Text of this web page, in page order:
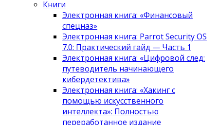
Книги
Электронная книга: «Финансовый
спецназ»
Электронная книга: Parrot Security OS
7.0: Практический гайд — Часть 1
Электронная книга: «Цифровой след:
путеводитель начинающего
кибердетектива»
Электронная книга: «Хакинг с
помощью искусственного
интеллекта»: Полностью
переработанное издание